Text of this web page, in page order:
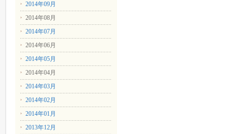
2014年09月
2014年08月
2014年07月
2014年06月
2014年05月
2014年04月
2014年03月
2014年02月
2014年01月
2013年12月